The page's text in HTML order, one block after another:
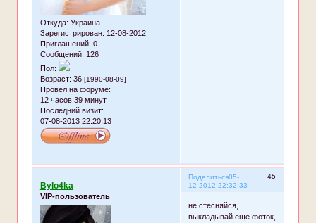
Откуда: Украина
Зарегистрирован: 12-08-2012
Приглашений: 0
Сообщений: 126
Пол:
Возраст: 36 [1990-08-09]
Провел на форуме:
12 часов 39 минут
Последний визит:
07-08-2013 22:20:13
Поделиться 45
05-
12-2012 22:32:33
Bylo4ka
VIP-пользователь
не стесняйся,
выкладывай еще фоток,